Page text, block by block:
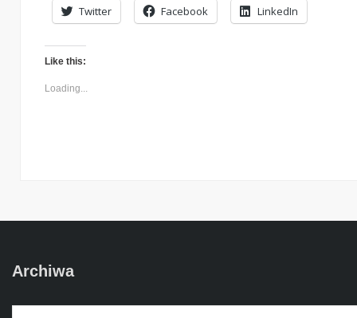
Twitter Facebook LinkedIn
Like this:
Loading...
Archiwa